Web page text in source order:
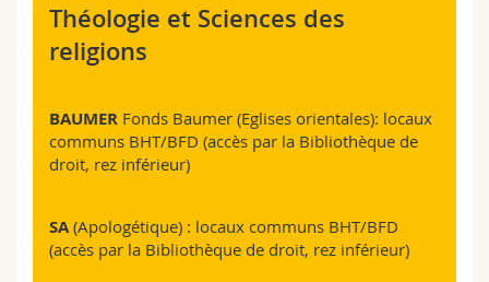
Théologie et Sciences des
religions
BAUMER Fonds Baumer (Eglises orientales): locaux
communs BHT/BFD (accès par la Bibliothèque de
droit, rez inférieur)
SA (Apologétique) : locaux communs BHT/BFD
(accès par la Bibliothèque de droit, rez inférieur)